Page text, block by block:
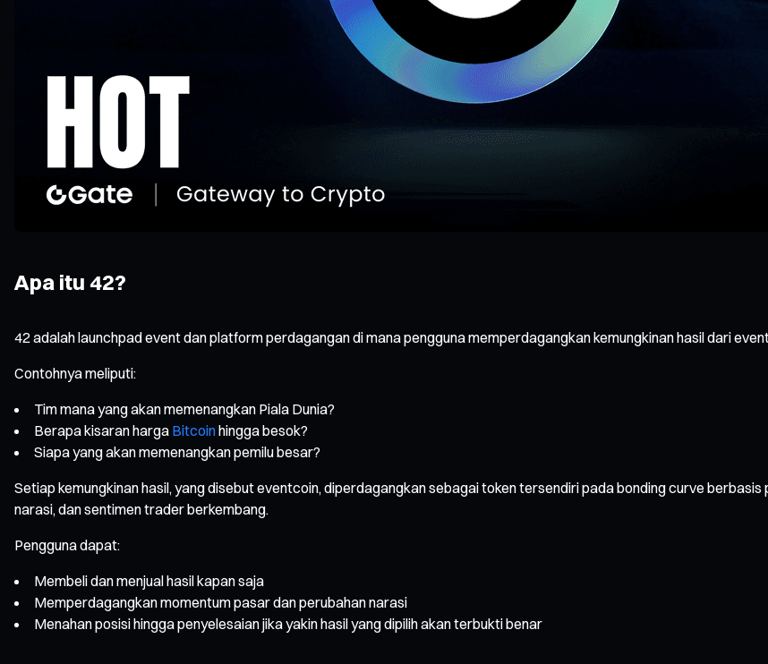
Apa itu 42?
42 adalah launchpad event dan platform perdagangan di mana pengguna memperdagangkan kemungkinan hasil dari
Contohnya meliputi:
Tim mana yang akan memenangkan Piala Dunia?
Berapa kisaran harga Bitcoinhingga besok?
Siapa yang akan memenangkan pemilu besar?
Setiap kemungkinan hasil, yang disebut eventcoin, diperdagangkan sebagai token tersendiri pada bonding curve
narasi, dan sentimen trader berkembang.
Pengguna dapat:
Membeli dan menjual hasil kapan saja
Memperdagangkan momentum pasar dan perubahan narasi
Menahan posisi hingga penyelesaian jika yakin hasil yang dipilih akan terbukti benar